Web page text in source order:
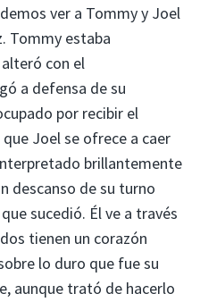
ver a Tommy y Joel
Tommy estaba
con el
a defensa de su
por recibir el
Joel se ofrece a caer
brillantemente
descanso de su turno
sucedió. Él ve a través
tienen un corazón
lo duro que fue su
aunque trató de hacerlo